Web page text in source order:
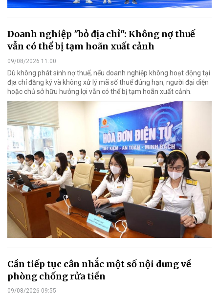
Doanh nghiệp "bỏ địa chỉ": Không nợ thuế
vẫn có thể bị tạm hoãn xuất cảnh
09/08/2026 11:00
Dù không phát sinh nợ thuế, nếu doanh nghiệp không hoạt động tại
địa chỉ đăng ký và không xử lý mã số thuế đúng hạn, người đại diện
hoặc chủ sở hữu hưởng lợi vẫn có thể bị tạm hoãn xuất cảnh.
Cần tiếp tục cân nhắc một số nội dung về
phòng chống rửa tiền
09/08/2026 09:55